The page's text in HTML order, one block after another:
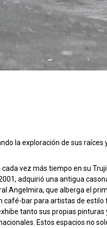
la exploración de sus raíces
vez más tiempo en su
adquirió una antigua
Angelmira, que alberga el
café-bar para artistas de estilo
tanto sus propias pinturas
Estos espacios no